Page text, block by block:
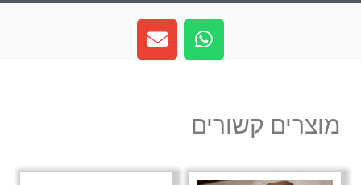
W
h
a
a
p
E
n
v
e
מוצרים קשורים